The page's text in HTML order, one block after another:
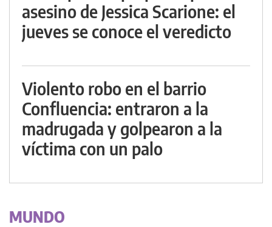
asesino de Jessica Scarione: el
jueves se conoce el veredicto
Violento robo en el barrio
Confluencia: entraron a la
madrugada y golpearon a la
víctima con un palo
MUNDO